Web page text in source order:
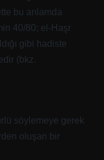
bu anlamda
40/80; el-Haşr
gibi hadiste
(bkz.
söylemeye gerek
oluşan bir